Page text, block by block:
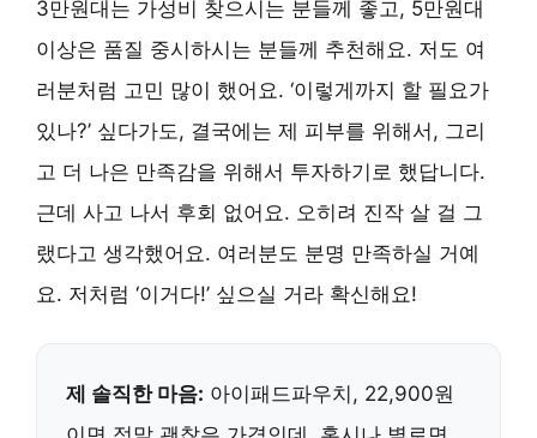
3만원대는 가성비 찾으시는 분들께 좋고, 5만원대
이상은 품질 중시하시는 분들께 추천해요. 저도 여
러분처럼 고민 많이 했어요. ‘이렇게까지 할 필요가
있나?’ 싶다가도, 결국에는 제 피부를 위해서, 그리
고 더 나은 만족감을 위해서 투자하기로 했답니다.
근데 사고 나서 후회 없어요. 오히려 진작 살 걸 그
랬다고 생각했어요. 여러분도 분명 만족하실 거예
요. 저처럼 ‘이거다!’ 싶으실 거라 확신해요!
제 솔직한 마음: 아이패드파우치, 22,900원